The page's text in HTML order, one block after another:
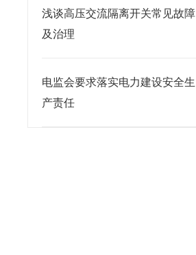
浅谈高压交流隔离开关常见故障
及治理
电监会要求落实电力建设安全生
产责任